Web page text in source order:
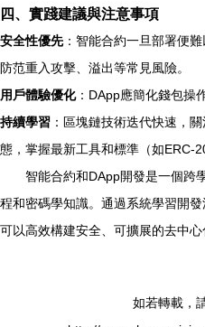
四、實踐建議與注意事項
安全性優先：智能合約一旦部署便
防范重入攻擊、溢出等常見風險。
用戶體驗優化：DApp應簡化錢包操
持續學習 ：區塊鏈技術迭代快速，
態，掌握最新工具和標準（如ERC-
智能合約和DApp開發是一個跨
程和密碼學知識。通過系統學習開
可以高效構建安全、可擴展的去中
如若轉載，